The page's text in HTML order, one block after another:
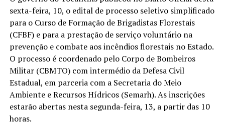
sexta-feira, 10, o edital de processo seletivo simplificado
para o Curso de Formação de Brigadistas Florestais
(CFBF) e para a prestação de serviço voluntário na
prevenção e combate aos incêndios florestais no Estado.
O processo é coordenado pelo Corpo de Bombeiros
Militar (CBMTO) com intermédio da Defesa Civil
Estadual, em parceria com a Secretaria do Meio
Ambiente e Recursos Hídricos (Semarh). As inscrições
estarão abertas nesta segunda-feira, 13, a partir das 10
horas.